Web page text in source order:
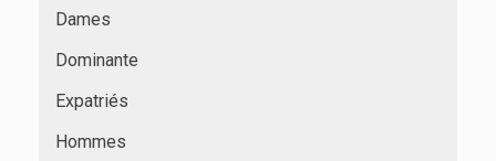
Dames
Dominante
Expatriés
Hommes